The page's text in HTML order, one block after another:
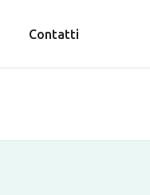
Contatti